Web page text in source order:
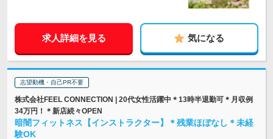
求人詳細を見る 気になる
志望動機・自己PR不要
株式会社FEEL CONNECTION | 20代女性活躍中＊13時半退勤可＊月収例
34万円！＊新店続々OPEN
暗闇フィットネス【インストラクター】＊残業ほぼなし＊未経
験OK